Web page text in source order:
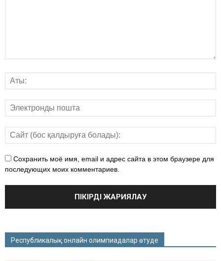
Сохранить моё имя, email и адрес сайта в этом браузере для
последующих моих комментариев.
Республикалық онлайн олимпиадалар өтуде